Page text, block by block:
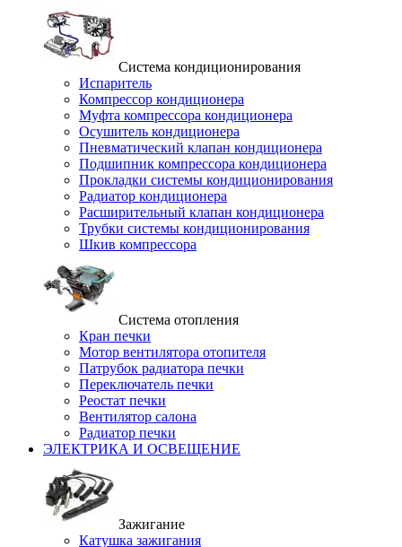
Система кондиционирования
Испаритель
Компрессор кондиционера
Муфта компрессора кондиционера
Осушитель кондиционера
Пневматический клапан кондиционера
Подшипник компрессора кондиционера
Прокладки системы кондиционирования
Радиатор кондиционера
Расширительный клапан кондиционера
Трубки системы кондиционирования
Шкив компрессора
Система отопления
Кран печки
Мотор вентилятора отопителя
Патрубок радиатора печки
Переключатель печки
Реостат печки
Вентилятор салона
Радиатор печки
ЭЛЕКТРИКА И ОСВЕЩЕНИЕ
Зажигание
Катушка зажигания